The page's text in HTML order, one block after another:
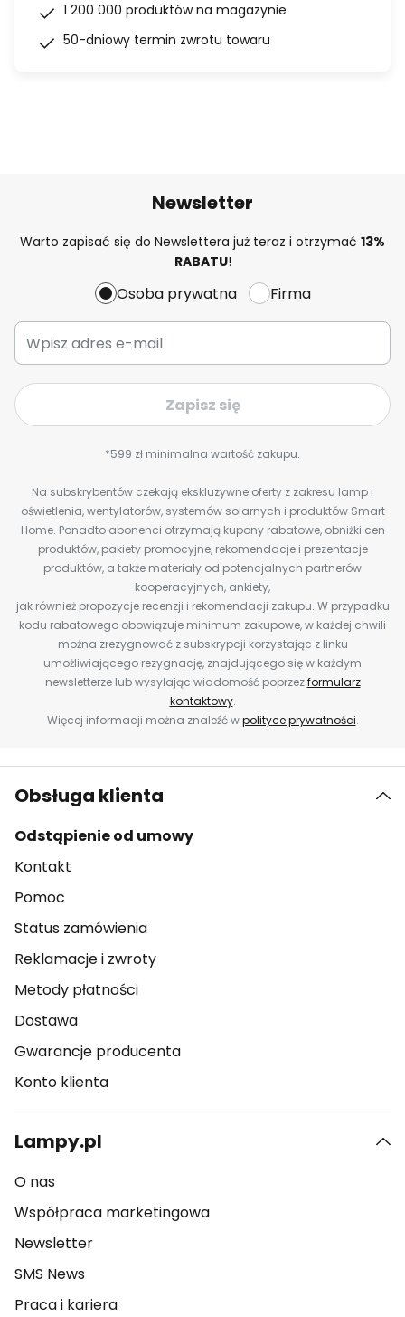
1 200 000 produktów na magazynie
50-dniowy termin zwrotu towaru
Newsletter
Warto zapisać się do Newslettera już teraz i otrzymać 13%
RABATU!
Osoba prywatna Firma
Zapisz się
*599 zł minimalna wartość zakupu.
Na subskrybentów czekają ekskluzywne oferty z zakresu lamp i
oświetlenia, wentylatorów, systemów solarnych i produktów Smart
Home. Ponadto abonenci otrzymają kupony rabatowe, obniżki cen
produktów, pakiety promocyjne, rekomendacje i prezentacje
produktów, a także materiały od potencjalnych partnerów
kooperacyjnych, ankiety,
jak również propozycje recenzji i rekomendacji zakupu. W przypadku
kodu rabatowego obowiązuje minimum zakupowe, w każdej chwili
można zrezygnować z subskrypcji korzystając z linku
umożliwiającego rezygnację, znajdującego się w każdym
newsletterze lub wysyłając wiadomość poprzezformularz
kontaktowy.
Więcej informacji można znaleźć wpolityce prywatności.
Obsługa klienta
Odstąpienie od umowy
Kontakt
Pomoc
Status zamówienia
Reklamacje i zwroty
Metody płatności
Dostawa
Gwarancje producenta
Konto klienta
Lampy.pl
O nas
Współpraca marketingowa
Newsletter
SMS News
Praca i kariera